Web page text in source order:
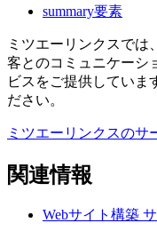
summary要素
ミツエーリンクスでは
客とのコミュニケーシ
ビスをご提供していま
ださい。
ミツエーリンクスのサ
関連情報
Webサイト構築